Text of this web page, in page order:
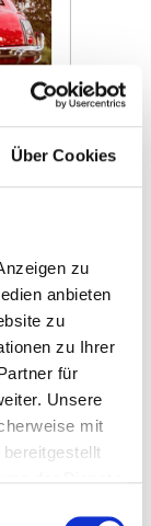
Über Cookies
zu
anbieten
zu
zu Ihrer
für
Unsere
mitum
individuellen